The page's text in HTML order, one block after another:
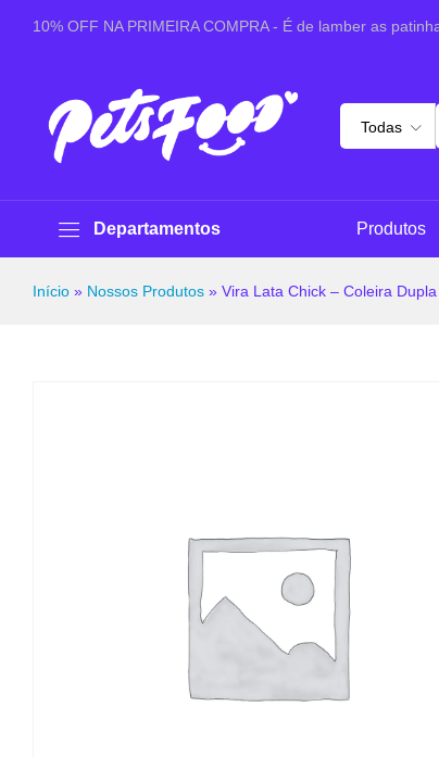
10% OFF NA PRIMEIRA COMPRA - É de lamber as
Todas
Departamentos Produtos
Início » Nossos Produtos » Vira Lata Chick – Coleira
Sobre este produto Especificações